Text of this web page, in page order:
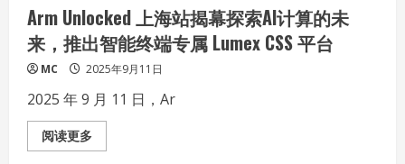
帧
香
电
竞
节”
武
汉
站，
联
拯
救
Arm Unlocked 上海站揭幕探索AI计算的未
来，推出智能终端专属 Lumex CSS 平台
MC 2025年9月11日
2025 年 9 月 11 日，Ar
阅读更多Read
more